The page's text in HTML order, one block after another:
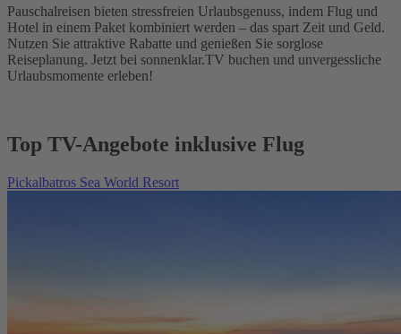
Pauschalreisen bieten stressfreien Urlaubsgenuss, indem Flug und
Hotel in einem Paket kombiniert werden – das spart Zeit und Geld.
Nutzen Sie attraktive Rabatte und genießen Sie sorglose
Reiseplanung. Jetzt bei sonnenklar.TV buchen und unvergessliche
Urlaubsmomente erleben!
Top TV-Angebote inklusive Flug
Pickalbatros Sea World Resort